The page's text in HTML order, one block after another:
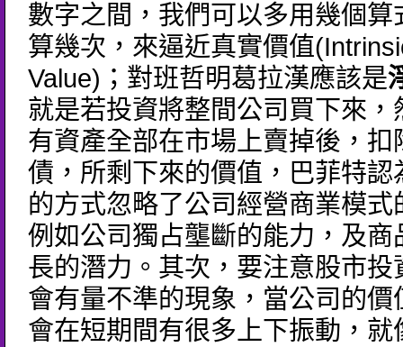
數字之間，我們可以多用幾個算
算幾次，來逼近真實價值
Value)；對班哲明葛拉漢應該是
就是若投資將整間公司買下來，
有資產全部在市場上賣掉後，扣
債，所剩下來的價值，巴菲特認
的方式忽略了公司經營商業模式
例如公司獨占壟斷的能力，及商
長的潛力。其次，要注意股市投
會有量不準的現象，當公司的價
會在短期間有很多上下振動，就